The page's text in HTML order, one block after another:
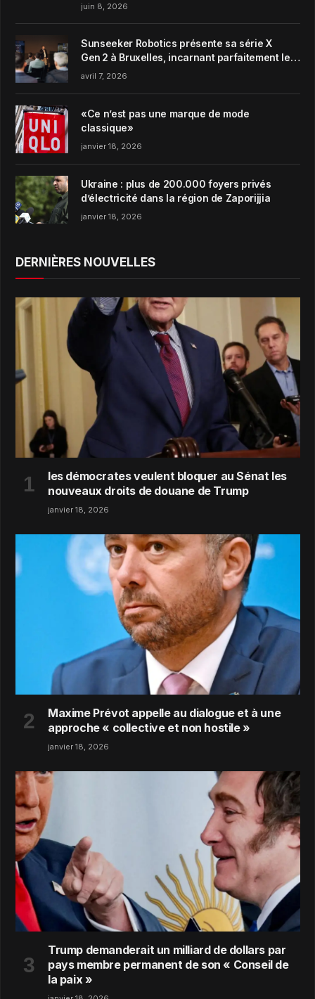
juin 8, 2026
Sunseeker Robotics présente sa série X
Gen 2 à Bruxelles, incarnant parfaitement le
concept de Garden Harmony de la marque
avril 7, 2026
«Ce n’est pas une marque de mode
classique»
janvier 18, 2026
Ukraine : plus de 200.000 foyers privés
d’électricité dans la région de Zaporijjia
janvier 18, 2026
DERNIÈRES NOUVELLES
les démocrates veulent bloquer au Sénat les
nouveaux droits de douane de Trump
janvier 18, 2026
Maxime Prévot appelle au dialogue et à une
approche « collective et non hostile »
janvier 18, 2026
Trump demanderait un milliard de dollars par
pays membre permanent de son « Conseil de
la paix »